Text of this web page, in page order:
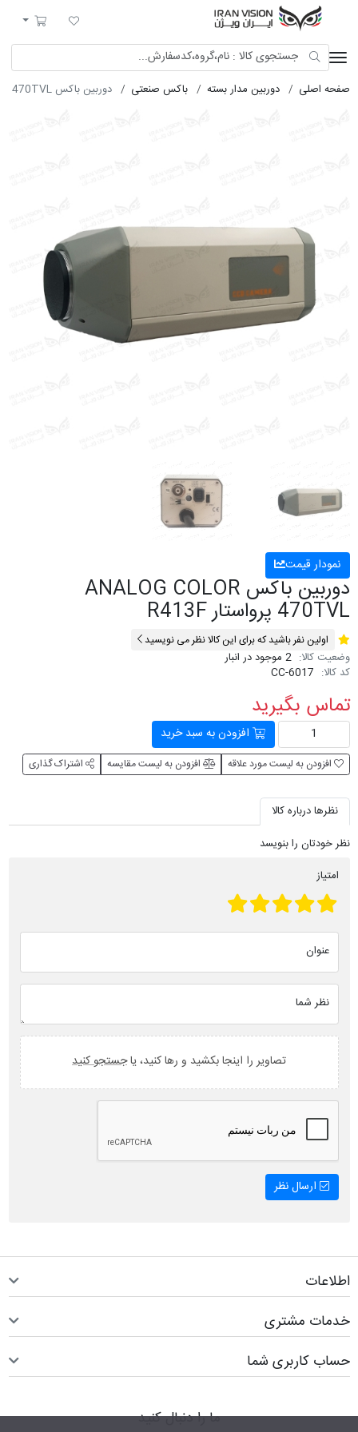
لیست مورد علاقه
سبد خرید
صفحه اصلی دوربین مدار بسته باکس صنعتی دوربین باکس ANALOG COLOR 470TVL پرواستار R413F
نمودار قیمت
دوربین باکس ANALOG COLOR
470TVL پرواستار R413F
اولین نفر باشید که برای این کالا نظر می نویسید
وضعیت کالا: 2 موجود در انبار
کد کالا: CC-6017
تماس بگیرید
افزودن به سبد خرید
افزودن به لیست مورد علاقه افزودن به لیست مقایسه اشتراک گذاری
نظرها درباره کالا
نظر خودتان را بنویسد
امتیاز
عنوان
نظر شما
تصاویر را اینجا بکشید و رها کنید، یاجستجو کنید
ارسال نظر
اطلاعات
خدمات مشتری
حساب کاربری شما
ما را دنبال کنید